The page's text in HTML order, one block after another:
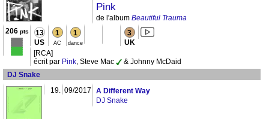
Pink
de l'album Beautiful Trauma
206pts 13
US
1
AC
1
dance
3
UK
[RCA]
écrit par Pink, Steve Mac
& Johnny McDaid
DJ Snake
19. 09/2017
A Different Way
DJ Snake